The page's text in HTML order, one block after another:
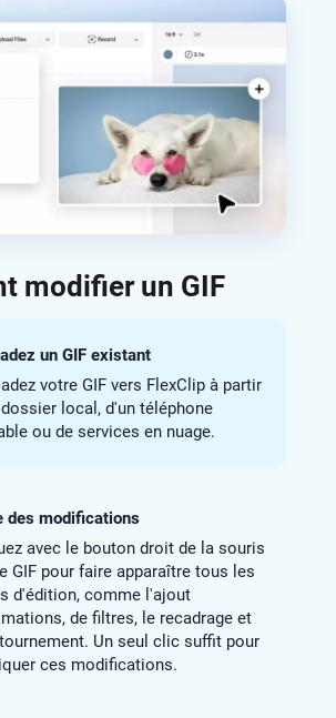
modifier un GIF
un GIF existant
votre GIF vers FlexClip à partir
local, d'un téléphone
ou de services en nuage.
des modifications
avec le bouton droit de la souris
GIF pour faire apparaître tous les
d'édition, comme l'ajout
de filtres, le recadrage et
Un seul clic suffit pour
ces modifications.